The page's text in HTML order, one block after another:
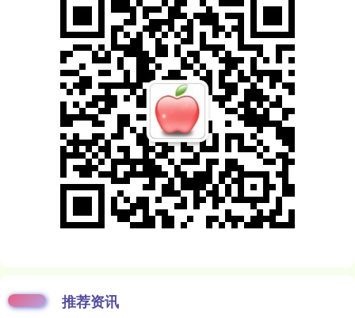
推荐资讯